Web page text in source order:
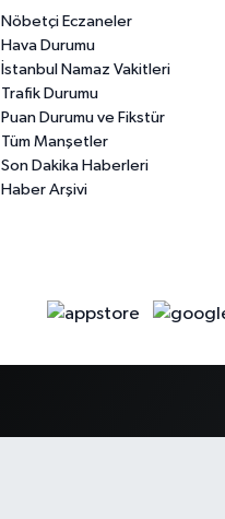
Nöbetçi Eczaneler
Hava Durumu
İstanbul Namaz Vakitleri
Trafik Durumu
Puan Durumu ve Fikstür
Tüm Manşetler
Son Dakika Haberleri
Haber Arşivi